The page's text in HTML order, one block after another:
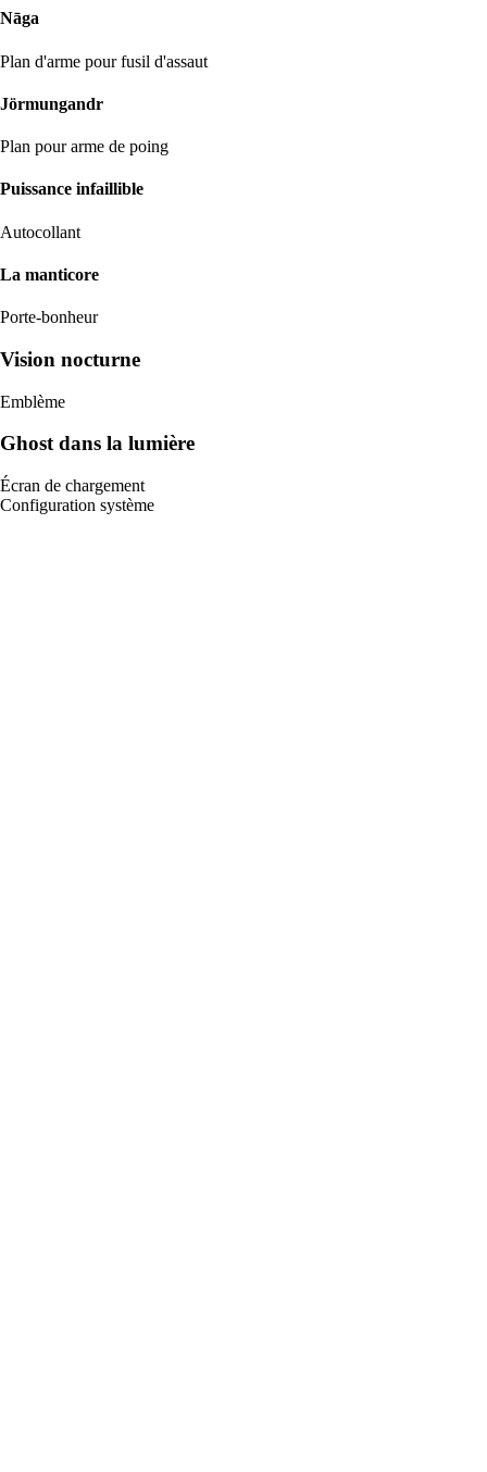
Nāga
Plan d'arme pour fusil d'assaut
Jörmungandr
Plan pour arme de poing
Puissance infaillible
Autocollant
La manticore
Porte-bonheur
Vision nocturne
Emblème
Ghost dans la lumière
Écran de chargement
Configuration système